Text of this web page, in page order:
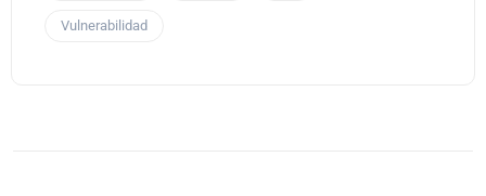
Vulnerabilidad